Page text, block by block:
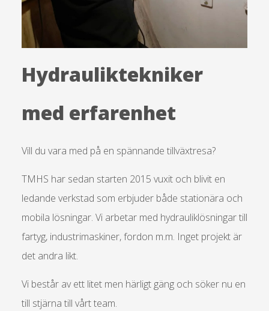
Hydrauliktekniker
med erfarenhet
Vill du vara med på en spännande tillväxtresa?
TMHS har sedan starten 2015 vuxit och blivit en
ledande verkstad som erbjuder både stationära och
mobila lösningar. Vi arbetar med hydrauliklösningar till
fartyg, industrimaskiner, fordon m.m. Inget projekt är
det andra likt.
Vi består av ett litet men härligt gäng och söker nu en
till stjärna till vårt team.